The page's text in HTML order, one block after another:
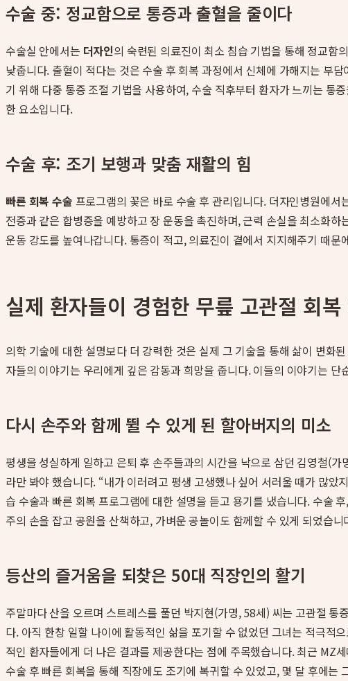
수술 중: 정교함으로 통증과 출혈을 줄이다
수술실 안에서는 더자인의 숙련된 의료진이 최소 침습 기법을 통해 정교함
낮춥니다. 출혈이 적다는 것은 수술 후 회복 과정에서 신체에 가해지는 부
기 위해 다중 통증 조절 기법을 사용하여, 수술 직후부터 환자가 느끼는
한 요소입니다.
수술 후: 조기 보행과 맞춤 재활의 힘
빠른 회복 수술 프로그램의 꽃은 바로 수술 후 관리입니다. 더자인병원에
전증과 같은 합병증을 예방하고 장 운동을 촉진하며, 근력 손실을 최소화
운동 강도를 높여나갑니다. 통증이 적고, 의료진이 곁에서 지지해주기 때
실제 환자들이 경험한 무릎 고관절 회복
의학 기술에 대한 설명보다 더 강력한 것은 실제 그 기술을 통해 삶이 변화
자들의 이야기는 우리에게 깊은 감동과 희망을 줍니다. 이들의 이야기는
다시 손주와 함께 뛸 수 있게 된 할아버지의 미소
평생을 성실하게 일하고 은퇴 후 손주들과의 시간을 낙으로 삼던 김영철(
라만 봐야 했습니다. “내가 이러려고 평생 고생했나 싶어 서러울 때가 많
습 수술과 빠른 회복 프로그램에 대한 설명을 듣고 용기를 냈습니다. 수술
주의 손을 잡고 공원을 산책하고, 가벼운 공놀이도 함께할 수 있게 되었습
등산의 즐거움을 되찾은 50대 직장인의 활기
주말마다 산을 오르며 스트레스를 풀던 박지현(가명, 58세) 씨는 고관절
다. 아직 한창 일할 나이에 활동적인 삶을 포기할 수 없었던 그녀는 적극적
적인 환자들에게 더 나은 결과를 제공한다는 점에 주목했습니다. 최근 MZ
수술 후 빠른 회복을 통해 직장에도 조기에 복귀할 수 있었고, 몇 달 후에